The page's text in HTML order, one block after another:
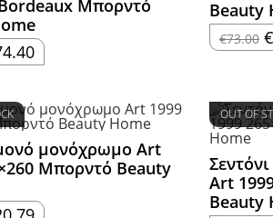
Μπορντό
Η
τρέχουσα
€74.40.
Beauty
€73.00 €
μονόχρωμο Art
Μπορντό Beauty
Η
OUT OF
Art
Beauty